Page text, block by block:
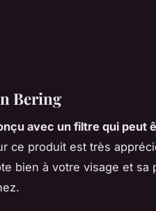
Bering
avec un filtre qui peut
ce produit est très
bien à votre visage et sa